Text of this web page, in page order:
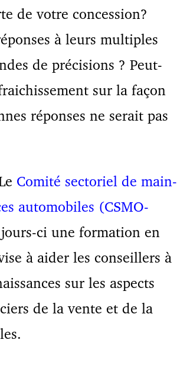
de votre concession?
à leurs multiples
de précisions ? Peut-
sur la façon
réponses ne serait pas
Comité sectoriel de main-
automobiles (CSMO-
jours-ci une formation en
à aider les conseillers à
sur les aspects
de la vente et de la